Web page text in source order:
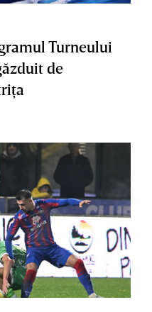
Turneului
de